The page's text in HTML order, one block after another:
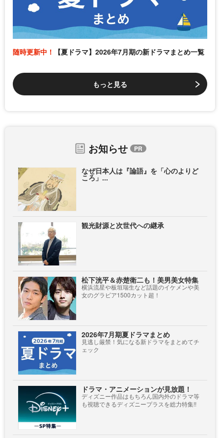
随時更新中！ 【夏ドラマ】2026年7月期の新ドラマまとめ一覧
もっと見る
お知らせ
なぜ日本人は『論語』を「心のよりど
ころ」...
観光財源と次世代への継承
松下洸平＆赤楚衛二も！美男美女特集
横浜流星や板垣瑞生など話題のイケメンや美
女のグラビア1500カット超！
2026年7月期夏ドラマまとめ
見逃し厳禁！気になる新ドラマをまとめてチ
ェック
ドラマ・アニメーションが見放題！
ディズニー作品はもちろん国内外のドラマ等
も視聴できるディズニープラスを総力特集!!